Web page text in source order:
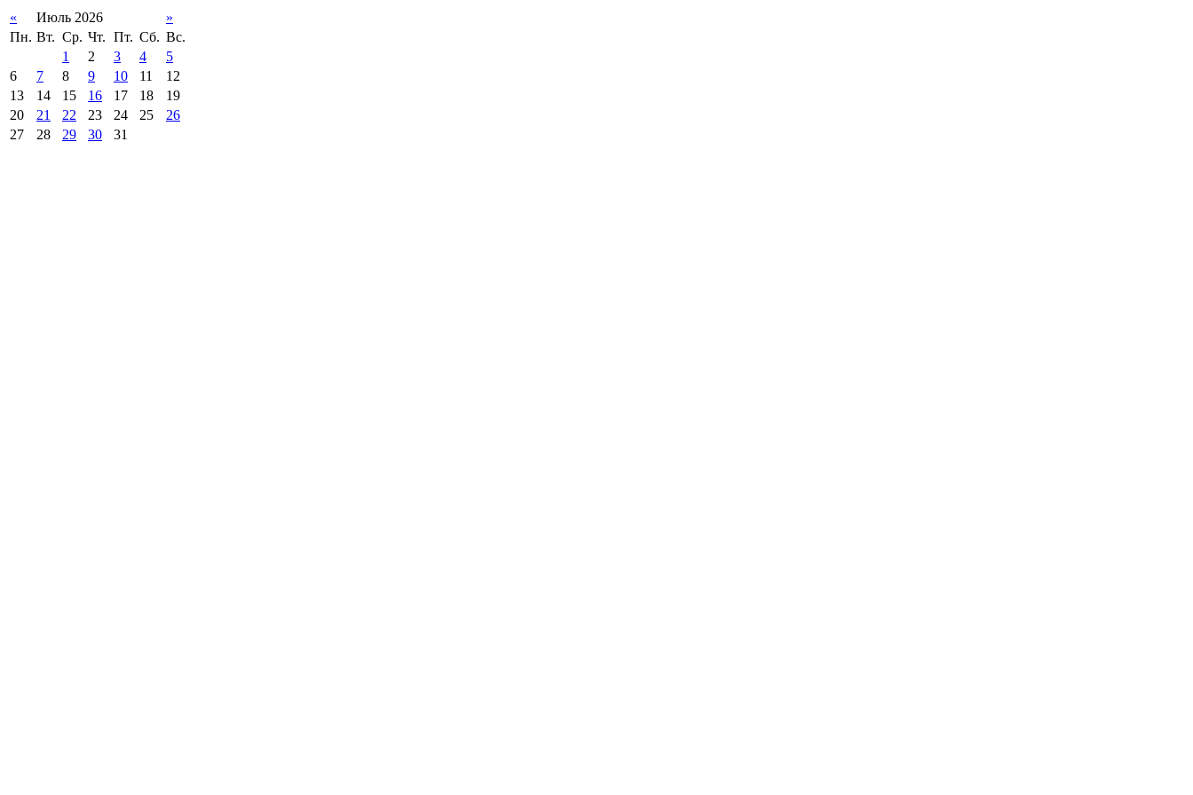
« Июль 2026
»
Пн. Вт. Ср. Чт. Пт. Сб. Вс.
1
2 3 4
5
6
7 8 9 10 11
12
13
14 15 16 17 18
19
20
21 22 23 24 25
26
27
28 29 30 31